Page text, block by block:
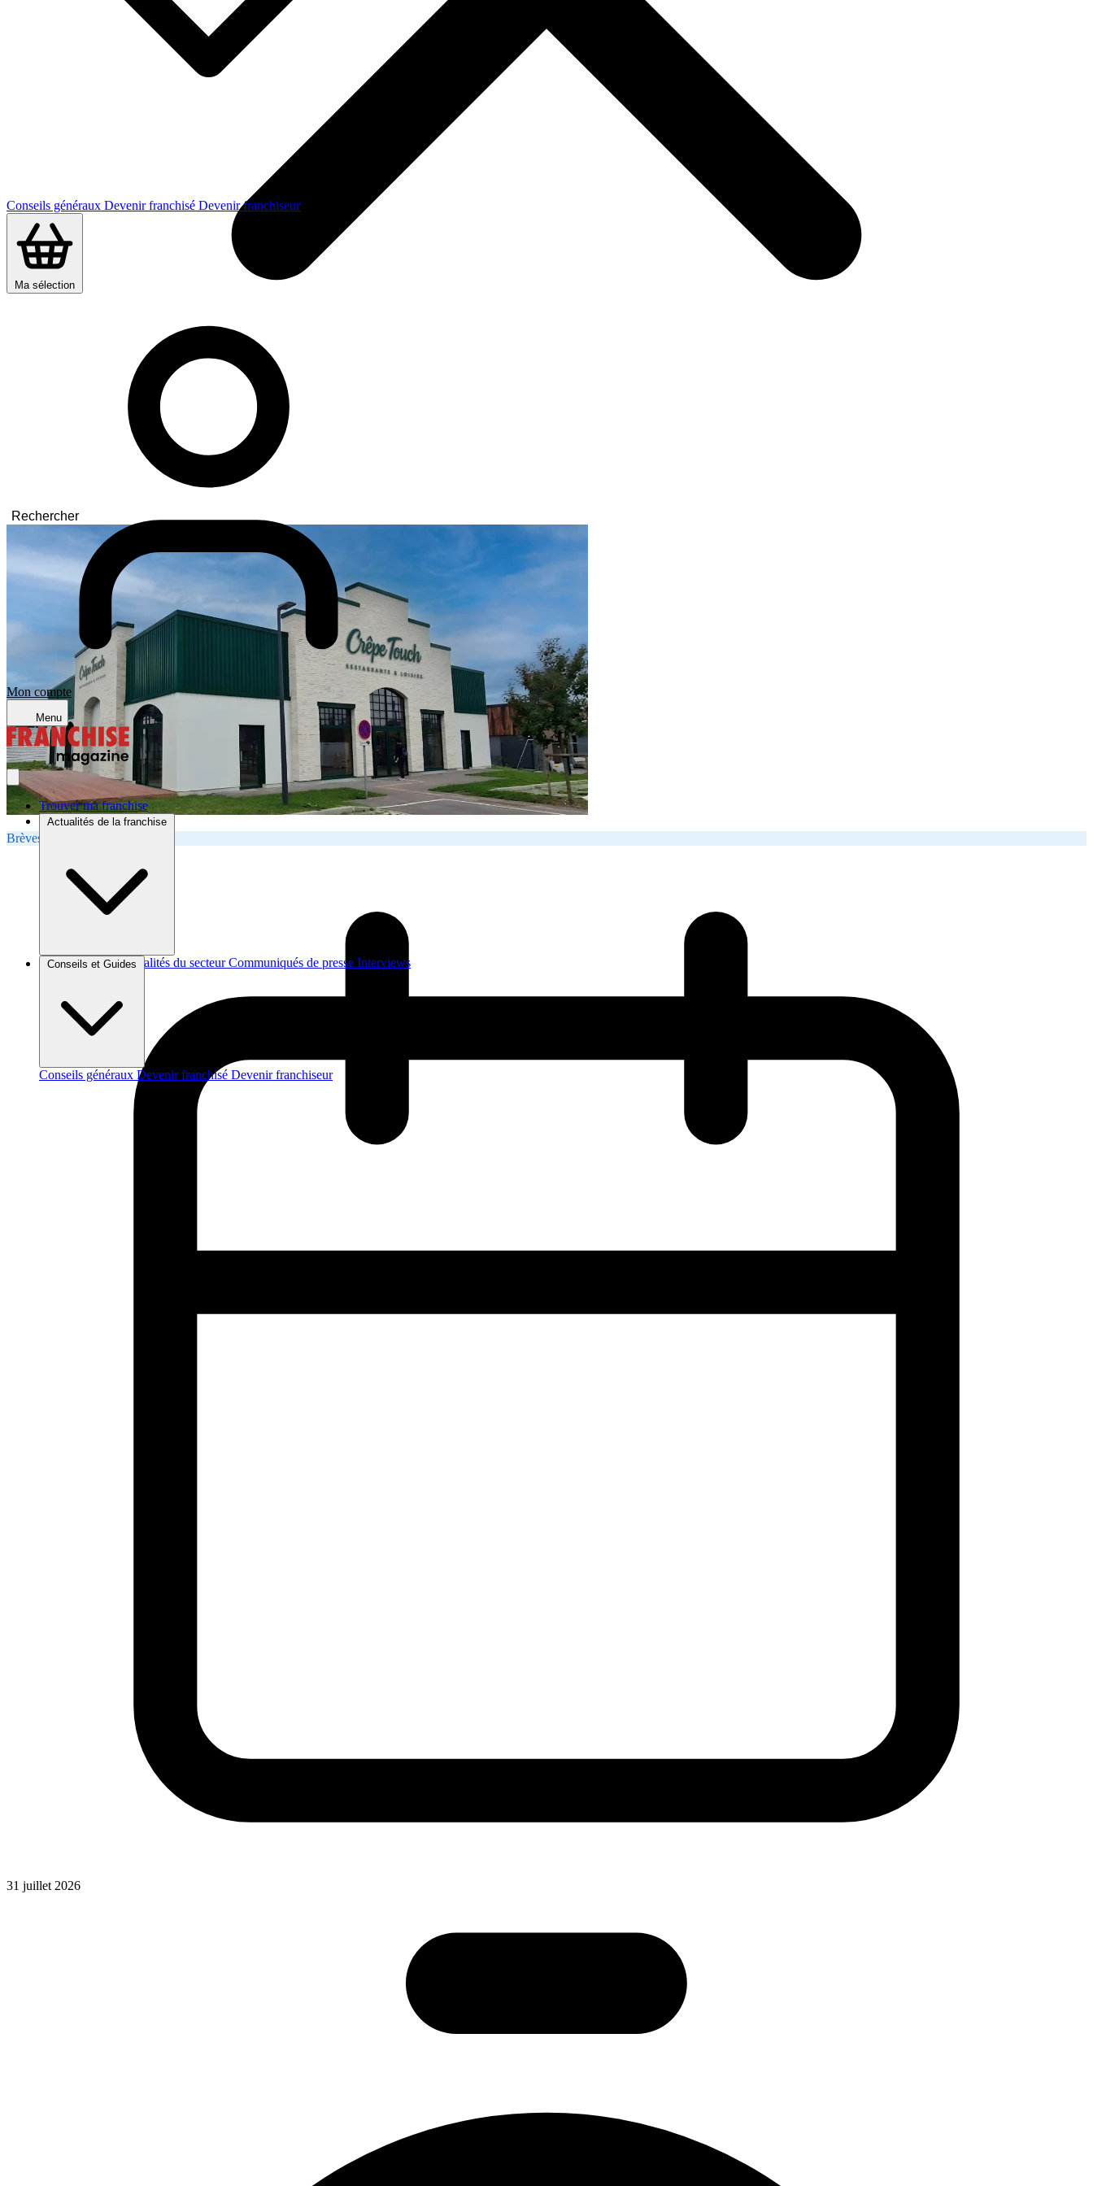
Conseils généraux Devenir franchisé Devenir franchiseur
Ma sélection
Mon compte
Menu
Trouver ma franchise
Actualités de la franchise
Brèves et actus Actualités du secteur Communiqués de presse Interviews
Conseils et Guides
Conseils généraux Devenir franchisé Devenir franchiseur
Rechercher
Brèves et Actus
31 juillet 2026